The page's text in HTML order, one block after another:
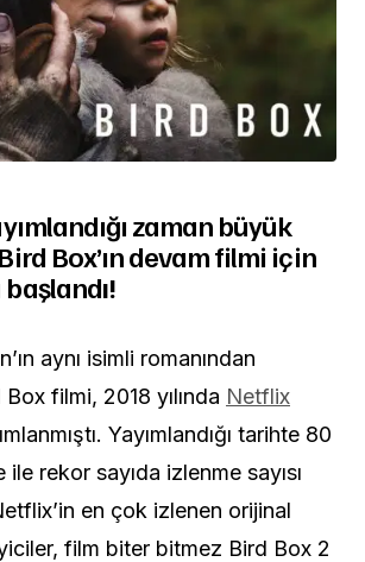
zaman büyük
Box’ın devam filmi için
başlandı!
aynı isimli romanından
filmi, 2018 yılında Netflix
Yayımlandığı tarihte 80
rekor sayıda izlenme sayısı
en çok izlenen orijinal
film biter bitmez Bird Box 2